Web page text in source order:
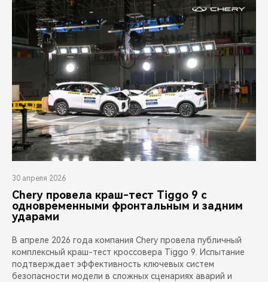
30 апреля 2026
Chery провела краш-тест Tiggo 9 с
одновременными фронтальным и задним
ударами
В апреле 2026 года компания Chery провела публичный
комплексный краш-тест кроссовера Tiggo 9. Испытание
подтверждает эффективность ключевых систем
безопасности модели в сложных сценариях аварий и